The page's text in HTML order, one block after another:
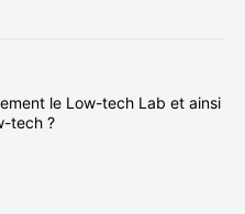
le Low-tech Lab et ainsi
tech ?